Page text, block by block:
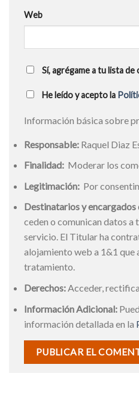
Web
Sí, agrégame a tu lista
He leído y acepto la
Información básica sobre
Responsable: Raquel Diaz
Finalidad: Moderar los
Legitimación: Por
Destinatarios y
ceden o comunican datos
servicio. El Titular ha
alojamiento web a 1&1 que
tratamiento.
Derechos:Acceder,
Información Adicional:
información detallada en la